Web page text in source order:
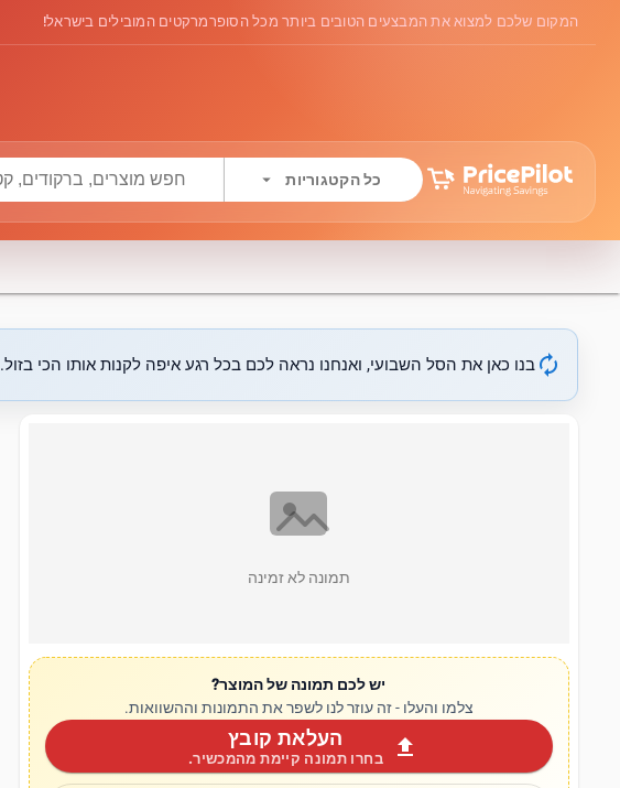
המקום שלכם למצוא את המבצעים הטובים ביותר מכל הסופרמרקטים המובילים בישראל!
כל הקטגוריות arrow_drop_down
autorenew בנו כאן את הסל השבועי, ואנחנו נראה לכם בכל רגע איפה לקנות אותו הכי בזול.
תמונה לא זמינה
יש לכם תמונה של המוצר?
צלמו והעלו - זה עוזר לנו לשפר את התמונות וההשוואות.
upload העלאת קובץ
בחרו תמונה קיימת מהמכשיר.